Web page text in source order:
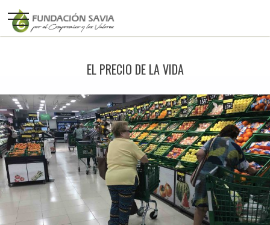
EL PRECIO DE LA VIDA